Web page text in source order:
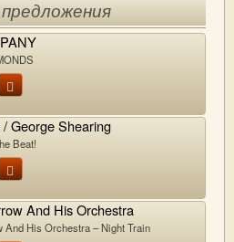
George Shearing
Beat!
And His Orchestra
And His Orchestra – Night Train